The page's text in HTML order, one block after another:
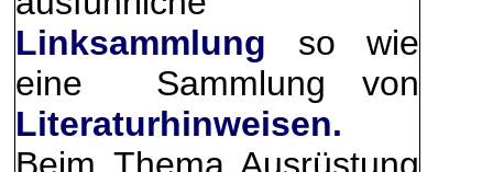
Linksammlung so wie
eine Sammlung von
Literaturhinweisen.